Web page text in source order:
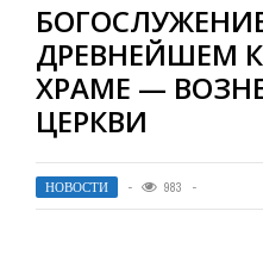
ДРЕВНЕЙШЕМ
ХРАМЕ —
ЦЕРКВИ
НОВОСТИ 983